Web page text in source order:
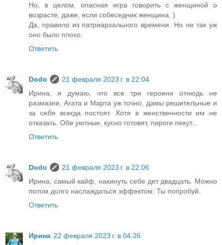
Но, в целом, опасная игра говорить с женщиной о
возрасте, даже, если собеседник женщина. )
Да, правило из патриархального времени. Но не так уж
оно было плохо.
Ответить
Dodo
21 февраля 2023 г. в 22:04
Ирина, я думаю, что все три героини отнюдь не
размазни. Агата и Марта уж точно, дамы решительные и
за себя всегда постоят. Хотя в женственности им не
отказать. Обе уютные, кусно готовят, пироги пекут...
Ответить
Dodo
21 февраля 2023 г. в 22:06
Ирина, самый кайф, накинуть себе дет двадцать. Можно
потом долго наслаждаться эффектом. Ты попробуй.
Ответить
Ирина 22 февраля 2023 г. в 04:26